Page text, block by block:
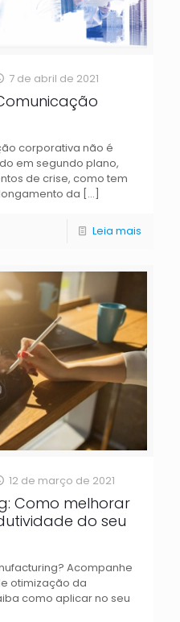
7 de abril de 2021
corporativa não é
em segundo plano,
de crise, como tem
da […]
Leia mais
12 de março de 2021
Como melhorar
do seu
Acompanhe
otimização da
como aplicar no seu